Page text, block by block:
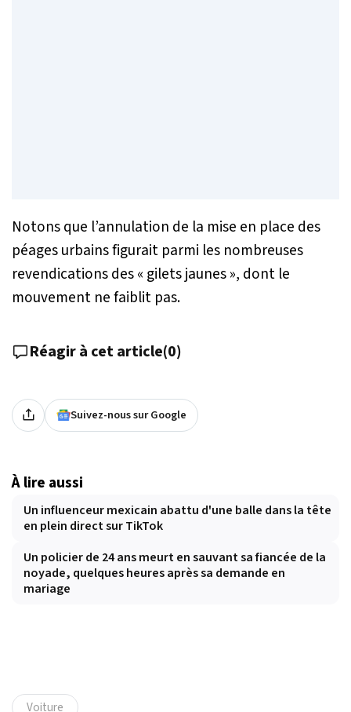
Notons que l’annulation de la mise en place des
péages urbains figurait parmi les nombreuses
revendications des « gilets jaunes », dont le
mouvement ne faiblit pas.
Réagir à cet article(0)
Suivez-nous sur Google
À lire aussi
Un influenceur mexicain abattu d'une balle dans la tête
en plein direct sur TikTok
Un policier de 24 ans meurt en sauvant sa fiancée de la
noyade, quelques heures après sa demande en
mariage
Voiture